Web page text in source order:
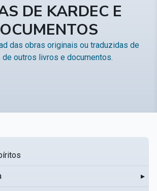
DE KARDEC E
das obras originais ou traduzidas de
de outros livros e documentos.
▸